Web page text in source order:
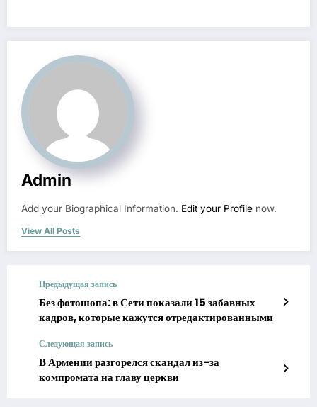
Admin
Add your Biographical Information. Edit your Profile now.
View All Posts
Предыдущая запись
Без фотошопа: в Сети показали 15 забавных
кадров, которые кажутся отредактированными
Следующая запись
В Армении разгорелся скандал из-за
компромата на главу церкви